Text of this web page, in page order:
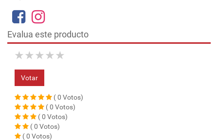
Evalua este producto
★
★
★
★
★
Votar
( 0 Votos)
( 0 Votos)
( 0 Votos)
( 0 Votos)
( 0 Votos)